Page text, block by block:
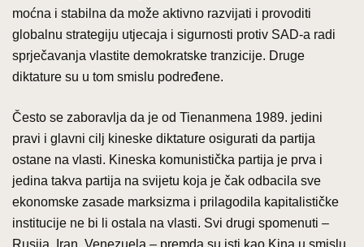
moćna i stabilna da može aktivno razvijati i provoditi
globalnu strategiju utjecaja i sigurnosti protiv SAD-a radi
sprječavanja vlastite demokratske tranzicije. Druge
diktature su u tom smislu podređene.
Često se zaboravlja da je od Tienanmena 1989. jedini
pravi i glavni cilj kineske diktature osigurati da partija
ostane na vlasti. Kineska komunistička partija je prva i
jedina takva partija na svijetu koja je čak odbacila sve
ekonomske zasade marksizma i prilagodila kapitalističke
institucije ne bi li ostala na vlasti. Svi drugi spomenuti –
Rusija, Iran, Venezuela – premda su isti kao Kina u smislu